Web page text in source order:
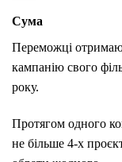
Сума
Переможці
кампанію свого
року.
Протягом одного
не більше 4-х